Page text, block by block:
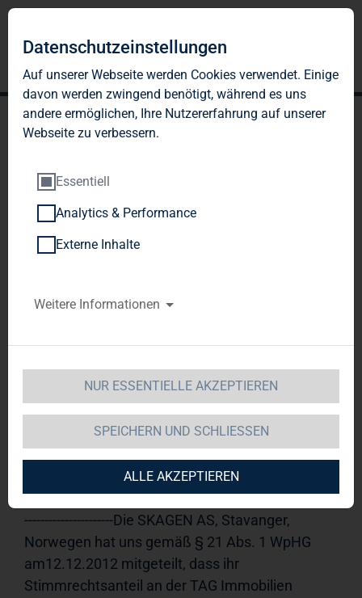
TAG Immobilien AG:
Veröffentlichung gemäß §
26 Abs. 1 WpHG mit dem
Verbreitung
TAG Immobilien AG 12.12.2012
10:52Veröffentlichung einer
Stimmrechtsmitteilung, übermittelt durch die
den Inhalt der Mitteilung ist der Emittent
verantwortlich.-----------------------------------------------------
----------------------Die SKAGEN AS, Stavanger,
Norwegen hat uns gemäß § 21 Abs. 1 WpHG
am12.12.2012 mitgeteilt, dass ihr
Stimmrechtsanteil an der TAG Immobilien
Datenschutzeinstellungen
Auf unserer Webseite werden Cookies verwendet. Einige
davon werden zwingend benötigt, während es uns
andere ermöglichen, Ihre Nutzererfahrung auf unserer
Webseite zu verbessern.
Essentiell
Analytics & Performance
Externe Inhalte
Weitere Informationen
NUR ESSENTIELLE AKZEPTIEREN
SPEICHERN UND SCHLIESSEN
ALLE AKZEPTIEREN